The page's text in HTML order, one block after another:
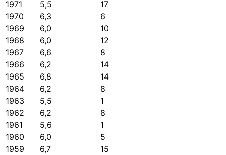
1971
5,5
17
1970
6,3
6
1969
6,0
10
1968
6,0
12
1967
6,6
8
1966
6,2
14
1965
6,8
14
1964
6,2
8
1963
5,5
1
1962
6,2
8
1961
5,6
1
1960
6,0
5
1959
6,7
15